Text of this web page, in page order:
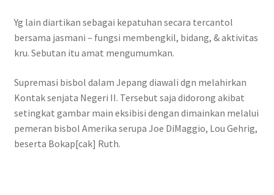
Yg lain diartikan sebagai kepatuhan secara tercantol
bersama jasmani – fungsi membengkil, bidang, & aktivitas
kru. Sebutan itu amat mengumumkan.
Supremasi bisbol dalam Jepang diawali dgn melahirkan
Kontak senjata Negeri II. Tersebut saja didorong akibat
setingkat gambar main eksibisi dengan dimainkan melalui
pemeran bisbol Amerika serupa Joe DiMaggio, Lou Gehrig,
beserta Bokap[cak] Ruth.